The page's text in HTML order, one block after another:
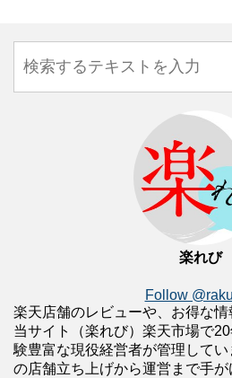
楽れび
Follow
楽天店舗のレビューや、お得な情
当サイト（楽れび）楽天市場で
験豊富な現役経営者が管理して
の店舗立ち上げから運営まで手